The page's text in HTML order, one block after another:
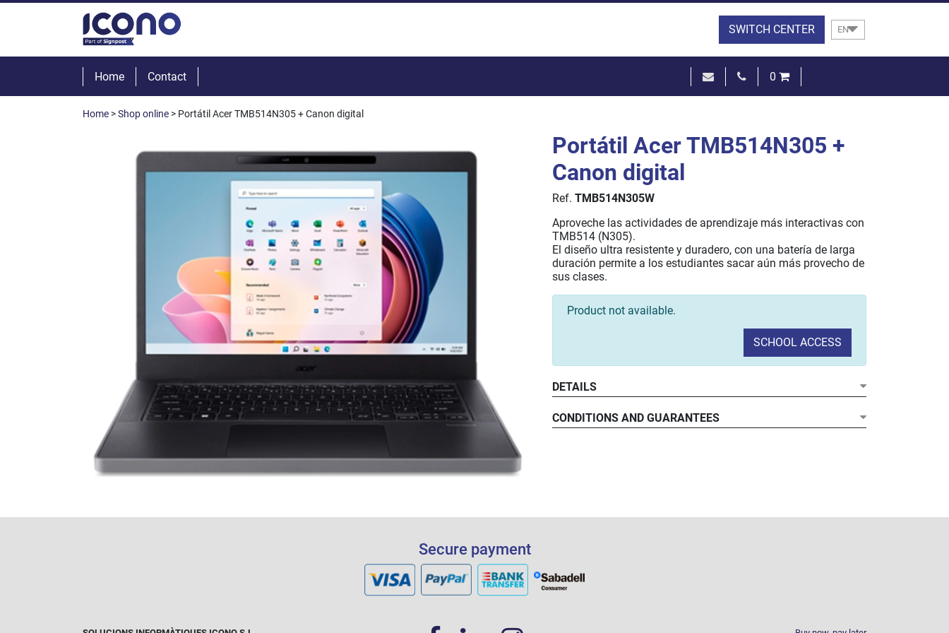
SWITCH CENTER EN
Home Contact
0
Home >Shop online > Portátil Acer TMB514N305 + Canon digital
Portátil Acer TMB514N305 +
Canon digital
Ref. TMB514N305W
Aproveche las actividades de aprendizaje más interactivas con
TMB514 (N305).
El diseño ultra resistente y duradero, con una batería de larga
duración permite a los estudiantes sacar aún más provecho de
sus clases.
Product not available.
SCHOOL ACCESS
DETAILS
CONDITIONS AND GUARANTEES
Secure payment